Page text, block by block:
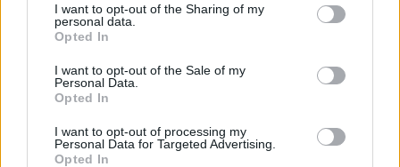
de su consentimiento, pero usted tiene el derecho de
rechazar tal procesamiento. Sus preferencias se aplicarán
cualquier momento entrando de nuevo en este sitio web o
visitando nuestra política de privacidad.
I want to opt-out of the Sharing of my
personal data.
Opted In
I want to opt-out of the Sale of my
Personal Data.
Opted In
I want to opt-out of processing my
Personal Data for Targeted Advertising.
Opted In